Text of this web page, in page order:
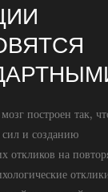
построен так,
и созданию
откликов на